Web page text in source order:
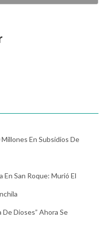
En Subsidios De
En San Roque: Murió El
De Dioses” Ahora Se